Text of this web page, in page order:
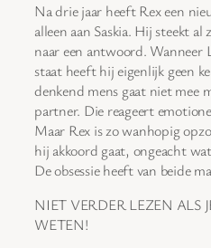
Na drie jaar heeft Rex een
alleen aan Saskia. Hij steekt
naar een antwoord. Wanneer
staat heeft hij eigenlijk geen
denkend mens gaat niet mee
partner. Die reageert
Maar Rex is zo wanhopig
hij akkoord gaat, ongeacht
De obsessie heeft van beide
NIET VERDER LEZEN ALS
WETEN!